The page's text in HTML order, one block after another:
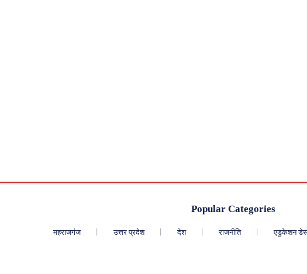
Popular Categories
महराजगंज उत्तर प्रदेश देश राजनीति एडुकेशन